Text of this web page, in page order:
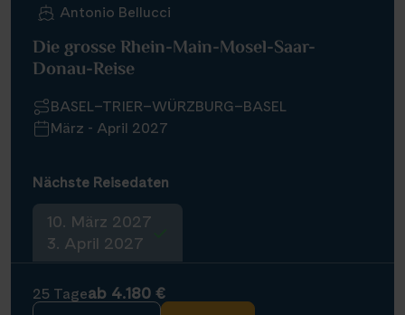
Antonio Bellucci
Die grosse Rhein-Main-Mosel-Saar-
Donau-Reise
BASEL–TRIER–WÜRZBURG–BASEL
März - April 2027
Nächste Reisedaten
10. März 2027
3. April 2027
25 Tageab 4.180 €